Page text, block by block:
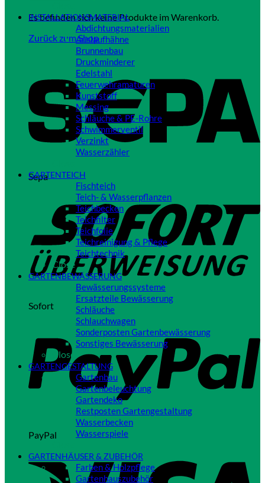
Es befinden sich keine Produkte im Warenkorb.
Zurück zum Shop
Sepa
Sofort
PayPal
INSTALLATIONSMATERIAL
Abdichtungsmaterialien
Auslaufhähne
Brunnenbau
Druckminderer
Edelstahl
Feuerwehramaturen
Kunststoff
Messing
Schläuche & PE-Rohre
Schwimmerventil
Verzinkt
Wasserzähler
GARTENTEICH
Fischteich
Teich- & Wasserpflanzen
Teichbecken
Teichfilter
Teichfolie
Teichreinigung & Pflege
Teichtechnik
Close
GARTENBEWÄSSERUNG
Bewässerungssysteme
Ersatzteile Bewässerung
Schläuche
Schlauchwagen
Sonderposten Gartenbewässerung
Sonstiges Bewässerung
Close
GARTENGESTALTUNG
Gartenbau
Gartenbeleuchtung
Gartendeko
Restposten Gartengestaltung
Wasserbecken
Wasserspiele
GARTENHÄUSER & ZUBEHÖR
Farben & Holzpflege
Gartenhauszubehör